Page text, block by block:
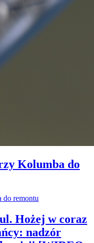
Kolumba do
Hożej w coraz
nadzór